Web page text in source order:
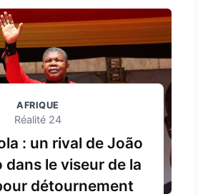
AFRIQUE
Réalité 24
: un rival de João
dans le viseur de la
détournement